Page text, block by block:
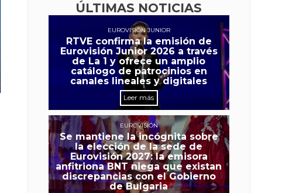
ÚLTIMAS NOTICIAS
EUROVISIÓN JUNIOR
RTVE confirma la emisión de
Eurovisión Junior 2026 a través
de La 1 y ofrece un amplio
catálogo de patrocinios en
canales lineales y digitales
Leer más
EUROVISIÓN
Se mantiene la incógnita sobre
la elección de la sede de
Eurovisión 2027: la emisora
anfitriona BNT niega que existan
discrepancias con el Gobierno
de Bulgaria